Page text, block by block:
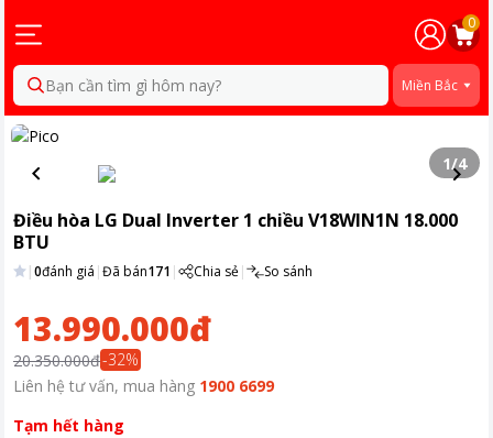
0
Bạn cần tìm gì hôm nay? Miền Bắc
1/4
Điều hòa LG Dual Inverter 1 chiều V18WIN1N 18.000
BTU
|0đánh giá |Đã bán171 | Chia sẻ| So sánh
13.990.000đ
20.350.000đ-32%
Liên hệ tư vấn, mua hàng 1900 6699
Tạm hết hàng